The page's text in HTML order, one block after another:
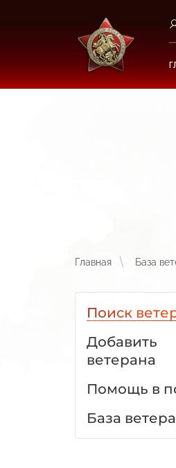
Главная База
Поиск
Добавить
ветерана
Помощь в
База